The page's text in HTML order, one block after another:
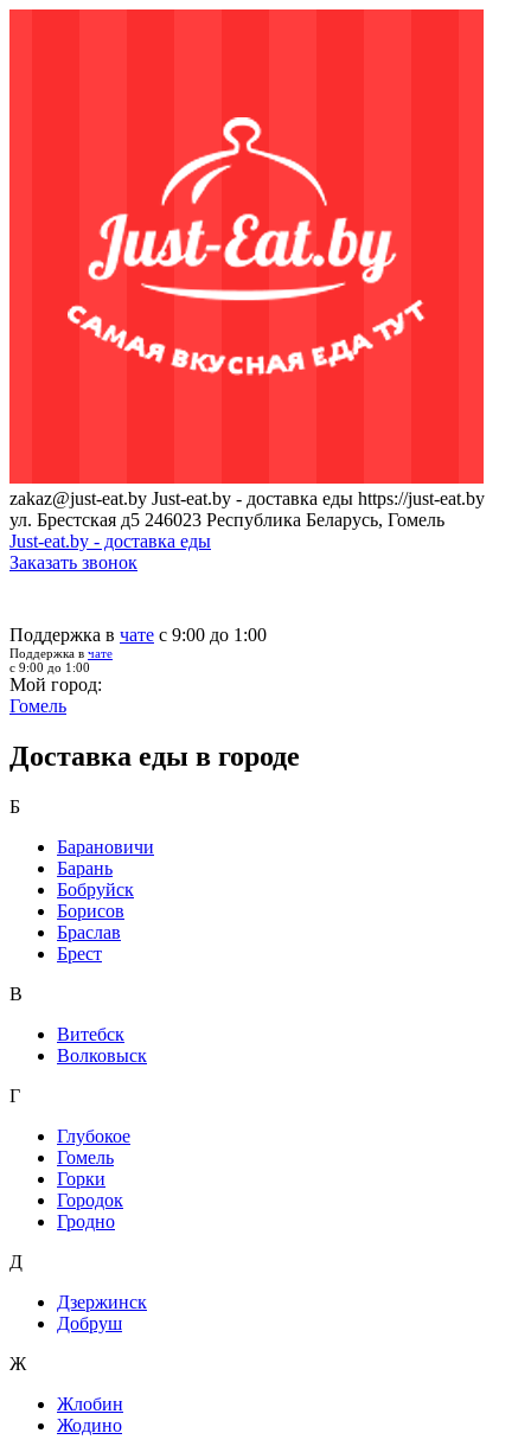
zakaz@just-eat.by Just-eat.by - доставка еды https://just-eat.by
ул. Брестская д5 246023 Республика Беларусь, Гомель
Just-eat.by - доставка еды
Заказать звонок
Поддержка в чате с 9:00 до 1:00
Поддержка в чате
с 9:00 до 1:00
Мой город:
Гомель
Доставка еды в городе
Б
Барановичи
Барань
Бобруйск
Борисов
Браслав
Брест
В
Витебск
Волковыск
Г
Глубокое
Гомель
Горки
Городок
Гродно
Д
Дзержинск
Добруш
Ж
Жлобин
Жодино